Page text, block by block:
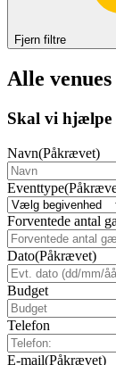
Fjern filtre
Alle venues
Skal vi hjælpe
Navn(Påkrævet)
Eventtype
Forventede antal
Dato(Påkrævet)
Budget
Telefon
E-mail(Påkrævet)